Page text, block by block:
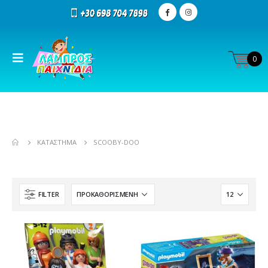
0
ΚΑΤΆΣΤΗΜΑ SCOOBY-DOO
FILTER